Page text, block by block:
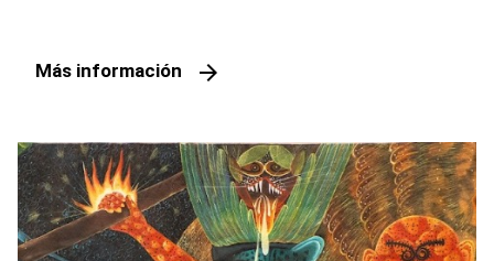
Más información arrow_forward